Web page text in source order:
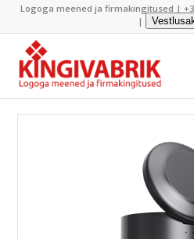
Logoga meened ja firmakingitused |
|